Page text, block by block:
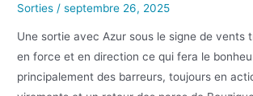
Sorties /septembre 26, 2025
Une sortie avec Azur sous le signe de vents
en force et en direction ce qui fera le
principalement des barreurs, toujours en